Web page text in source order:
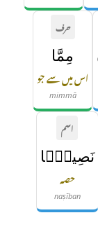
حرف
مِمَّا
اس میں سے جو
mimmā
اسم
نَصِيبًۭا
حصہ
naṣīban